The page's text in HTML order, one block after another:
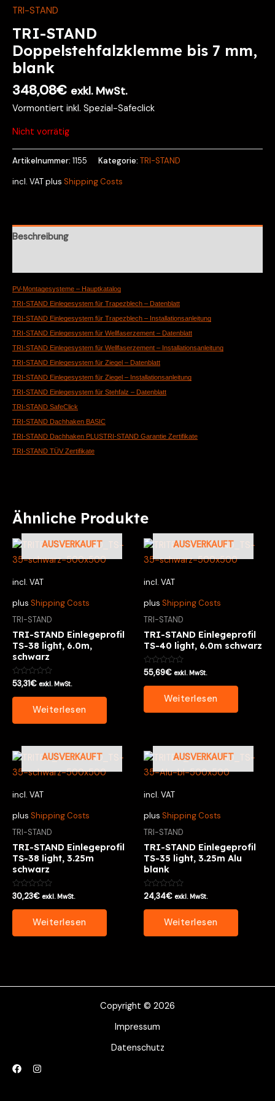
TRI-STAND
TRI-STAND
Doppelstehfalzklemme bis 7 mm,
blank
348,08€ exkl. MwSt.
Vormontiert inkl. Spezial-Safeclick
Nicht vorrätig
Artikelnummer: 1155 Kategorie: TRI-STAND
incl. VATplus Shipping Costs
Beschreibung
PV-Montagesysteme – Hauptkatalog
TRI-STAND Einlegesystem für Trapezblech – Datenblatt
TRI-STAND Einlegesystem für Trapezblech – Installationsanleitung
TRI-STAND Einlegesystem für Wellfaserzement – Datenblatt
TRI-STAND Einlegesystem für Wellfaserzement – Installationsanleitung
TRI-STAND Einlegesystem für Ziegel – Datenblatt
TRI-STAND Einlegesystem für Ziegel – Installationsanleitung
TRI-STAND Einlegesystem für Stehfalz – Datenblatt
TRI-STAND SafeClick
TRI-STAND Dachhaken BASIC
TRI-STAND Dachhaken PLUSTRI-STAND Garantie Zertifikate
TRI-STAND TÜV Zertifikate
Ähnliche Produkte
AUSVERKAUFT
incl. VAT
plus Shipping Costs
TRI-STAND
TRI-STAND Einlegeprofil
TS-38 light, 6.0m,
schwarz
Bewertet
mit
0
53,31€ exkl. MwSt.
Weiterlesen
AUSVERKAUFT
incl. VAT
plus Shipping Costs
TRI-STAND
TRI-STAND Einlegeprofil
TS-40 light, 6.0m schwarz
Bewertet
mit
0
55,69€ exkl. MwSt.
Weiterlesen
AUSVERKAUFT
incl. VAT
plus Shipping Costs
TRI-STAND
TRI-STAND Einlegeprofil
TS-38 light, 3.25m
schwarz
Bewertet
mit
0
30,23€ exkl. MwSt.
Weiterlesen
AUSVERKAUFT
incl. VAT
plus Shipping Costs
TRI-STAND
TRI-STAND Einlegeprofil
TS-35 light, 3.25m Alu
blank
Bewertet
mit
0
24,34€ exkl. MwSt.
Weiterlesen
Copyright © 2026
Impressum
Datenschutz